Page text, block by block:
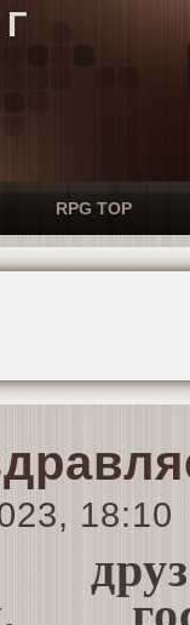
RPG TOP
18:10